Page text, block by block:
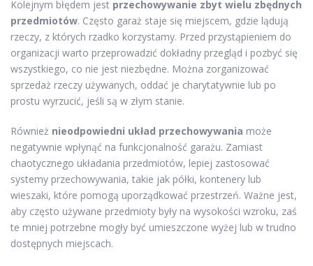
Kolejnym błędem jest przechowywanie zbyt wielu zbędnych
przedmiotów. Często garaż staje się miejscem, gdzie lądują
rzeczy, z których rzadko korzystamy. Przed przystąpieniem do
organizacji warto przeprowadzić dokładny przegląd i pozbyć się
wszystkiego, co nie jest niezbędne. Można zorganizować
sprzedaż rzeczy używanych, oddać je charytatywnie lub po
prostu wyrzucić, jeśli są w złym stanie.
Również nieodpowiedni układ przechowywania może
negatywnie wpłynąć na funkcjonalność garażu. Zamiast
chaotycznego układania przedmiotów, lepiej zastosować
systemy przechowywania, takie jak półki, kontenery lub
wieszaki, które pomogą uporządkować przestrzeń. Ważne jest,
aby często używane przedmioty były na wysokości wzroku, zaś
te mniej potrzebne mogły być umieszczone wyżej lub w trudno
dostępnych miejscach.